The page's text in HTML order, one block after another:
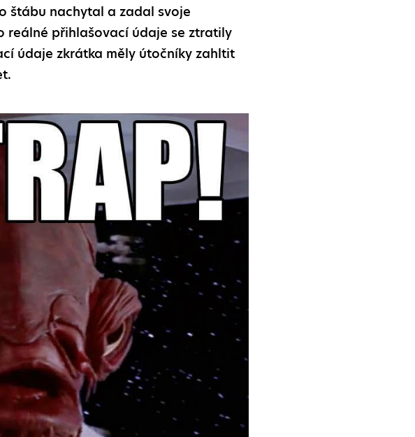
štábu nachytal a zadal svoje
reálné přihlašovací údaje se ztratily
údaje zkrátka měly útočníky zahltit